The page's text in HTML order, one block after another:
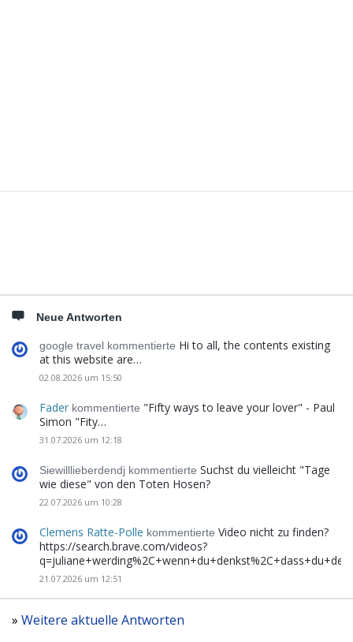
Neue Antworten
google travel kommentierte Hi to all, the contents existing
at this website are…
02.08.2026 um 15:50
Fader kommentierte "Fifty ways to leave your lover" - Paul
Simon "Fity…
31.07.2026 um 12:18
Siewilllieberdendj kommentierte Suchst du vielleicht "Tage
wie diese" von den Toten Hosen?
22.07.2026 um 10:28
Clemens Ratte-Polle kommentierte Video nicht zu finden?
https://search.brave.com/videos?
21.07.2026 um 12:51
» Weitere aktuelle Antworten